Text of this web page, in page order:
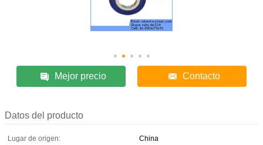
Mejor precio Contacto
Datos del producto
Lugar de origen:
China